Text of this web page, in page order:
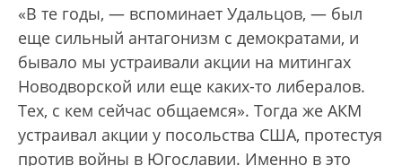
«В те годы, — вспоминает Удальцов, — был
еще сильный антагонизм с демократами, и
бывало мы устраивали акции на митингах
Новодворской или еще каких-то либералов.
Тех, с кем сейчас общаемся». Тогда же АКМ
устраивал акции у посольства США, протестуя
против войны в Югославии. Именно в это